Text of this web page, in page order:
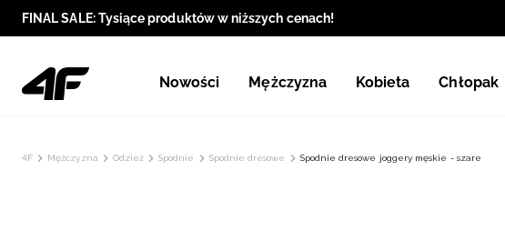
FINAL SALE: Tysiące produktów w niższych cenach!
Nowości Mężczyzna Kobieta Chłopak
4F Mężczyzna Odzież Spodnie Spodnie dresowe Spodnie dresowe joggery męskie - szare